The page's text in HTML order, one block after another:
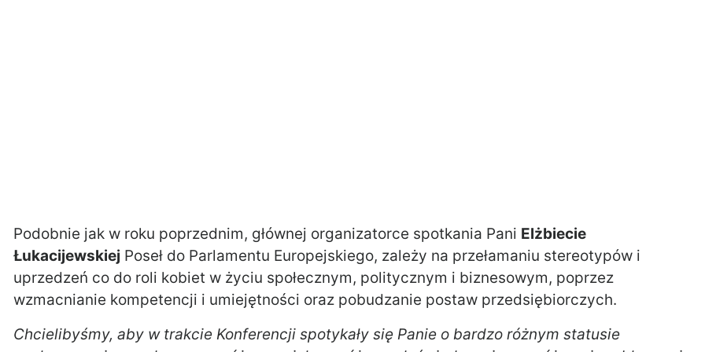
Podobnie jak w roku poprzednim, głównej organizatorce spotkania Pani Elżbiecie
Łukacijewskiej Poseł do Parlamentu Europejskiego, zależy na przełamaniu stereotypów i
uprzedzeń co do roli kobiet w życiu społecznym, politycznym i biznesowym, poprzez
wzmacnianie kompetencji i umiejętności oraz pobudzanie postaw przedsiębiorczych.
Chcielibyśmy, aby w trakcie Konferencji spotykały się Panie o bardzo różnym statusie